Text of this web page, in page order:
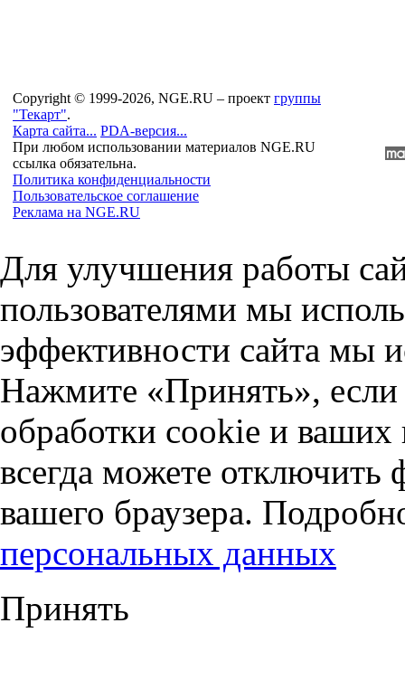
Copyright © 1999-2026, NGE.RU – проект группы
"Текарт".
Карта сайта... PDA-версия...
При любом использовании материалов NGE.RU
ссылка обязательна.
Политика конфиденциальности
Пользовательское соглашение
Реклама на NGE.RU
Для улучшения работы
пользователями мы
эффективности сайта мы
Нажмите «Принять», если
обработки cookie и
всегда можете отключить
вашего браузера.
персональных данных
Принять